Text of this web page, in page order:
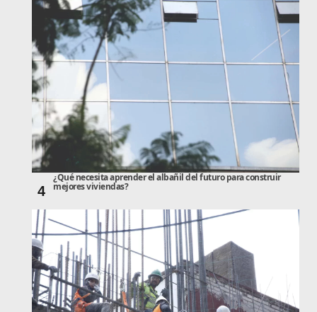
4
¿Qué necesita aprender el albañil del futuro para construir
mejores viviendas?